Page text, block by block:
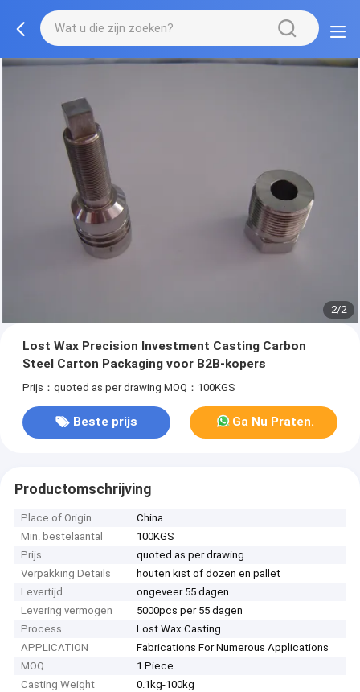
2/2
Lost Wax Precision Investment Casting Carbon
Steel Carton Packaging voor B2B-kopers
Prijs：quoted as per drawing MOQ：100KGS
Beste prijs Ga Nu Praten.
Productomschrijving
Place of Origin
China
Min. bestelaantal
100KGS
Prijs
quoted as per drawing
Verpakking Details
houten kist of dozen en pallet
Levertijd
ongeveer 55 dagen
Levering vermogen
5000pcs per 55 dagen
Process
Lost Wax Casting
APPLICATION
Fabrications For Numerous Applications
MOQ
1 Piece
Casting Weight
0.1kg-100kg